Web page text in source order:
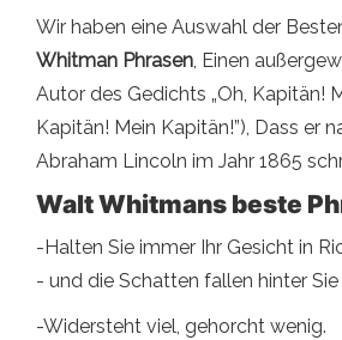
Wir haben eine Auswahl der
Whitman Phrasen, Einen
Autor des Gedichts „Oh, Kapitän!
Kapitän! Mein Kapitän!”), Dass er
Abraham Lincoln im Jahr 1865
Walt Whitmans beste
-Halten Sie immer Ihr Gesicht in
- und die Schatten fallen hinter Sie
-Widersteht viel, gehorcht wenig.